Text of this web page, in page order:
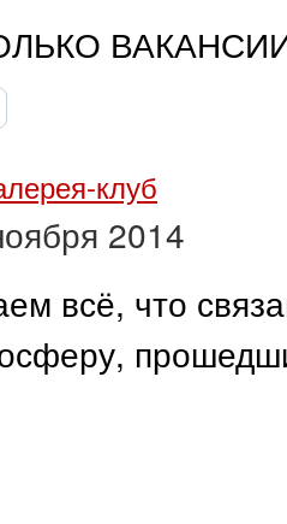
клуб
2014
всё, что